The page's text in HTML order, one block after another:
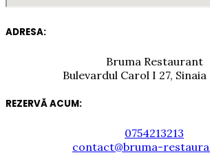
ADRESA:
Bruma Restaurant
Bulevardul Carol I 27, Sinaia
REZERVĂ ACUM:
0754213213
contact@bruma-